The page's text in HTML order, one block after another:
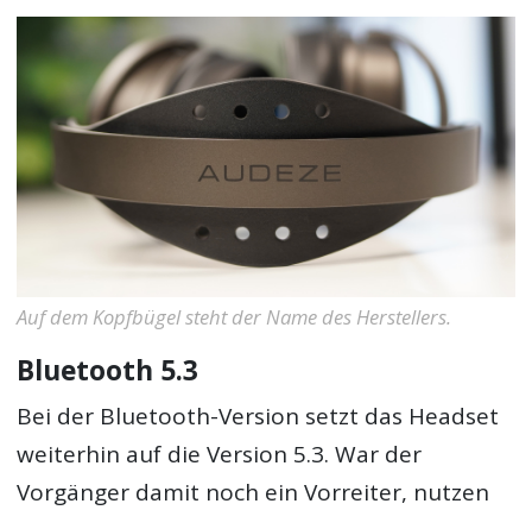
Auf dem Kopfbügel steht der Name des Herstellers.
Bluetooth 5.3
Bei der Bluetooth-Version setzt das Headset
weiterhin auf die Version 5.3. War der
Vorgänger damit noch ein Vorreiter, nutzen